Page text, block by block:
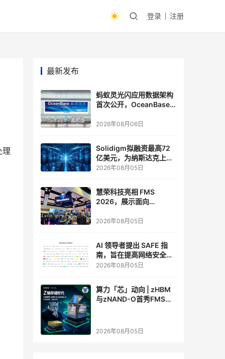
登录 注册
理
最新发布
蚂蚁灵光闪应用数据架构
首次公开，OceanBase
2026年08月06日
Solidigm拟融资最高72
亿美元，为纳斯达克上市
做准备
2026年08月05日
慧荣科技亮相 FMS
2026，展示面向
存储方案
2026年08月05日
AI 领导者提出 SAFE 指
南，旨在提高网络安全透
明度
2026年08月05日
算力「芯」动向 | zHBM
与zNAND-O首秀FMS
个维度，z轴算盘的魅力
2026年08月05日